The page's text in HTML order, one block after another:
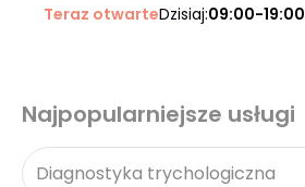
Teraz otwarteDzisiaj:09:00-19:00
Najpopularniejsze usługi
Diagnostyka trychologiczna